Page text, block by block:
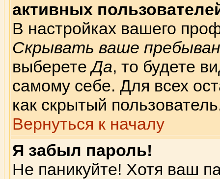
активных
В настройках вашего
Скрывать ваше
выберетеДа, то будете
самому себе. Для всех
как скрытый
Вернуться к началу
Я забыл пароль!
Не паникуйте! Хотя ваш